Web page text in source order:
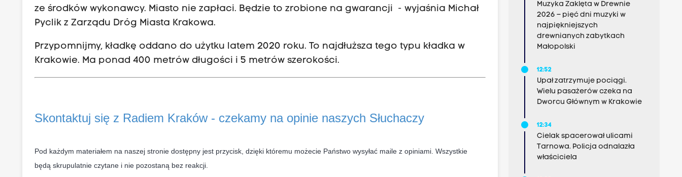
ze środków wykonawcy. Miasto nie zapłaci. Będzie to zrobione na gwarancji - wyjaśnia Michał
Pyclik z Zarządu Dróg Miasta Krakowa.
Przypomnijmy, kładkę oddano do użytku latem 2020 roku. To najdłuższa tego typu kładka w
Krakowie. Ma ponad 400 metrów długości i 5 metrów szerokości.
Skontaktuj się z Radiem Kraków - czekamy na opinie naszych Słuchaczy
Pod każdym materiałem na naszej stronie dostępny jest przycisk, dzięki któremu możecie Państwo wysyłać maile z opiniami. Wszystkie
będą skrupulatnie czytane i nie pozostaną bez reakcji.
Muzyka Zaklęta w Drewnie
2026 – pięć dni muzyki w
najpiękniejszych
drewnianych zabytkach
Małopolski
12:52
Upał zatrzymuje pociągi.
Wielu pasażerów czeka na
Dworcu Głównym w Krakowie
12:34
Cielak spacerował ulicami
Tarnowa. Policja odnalazła
właściciela